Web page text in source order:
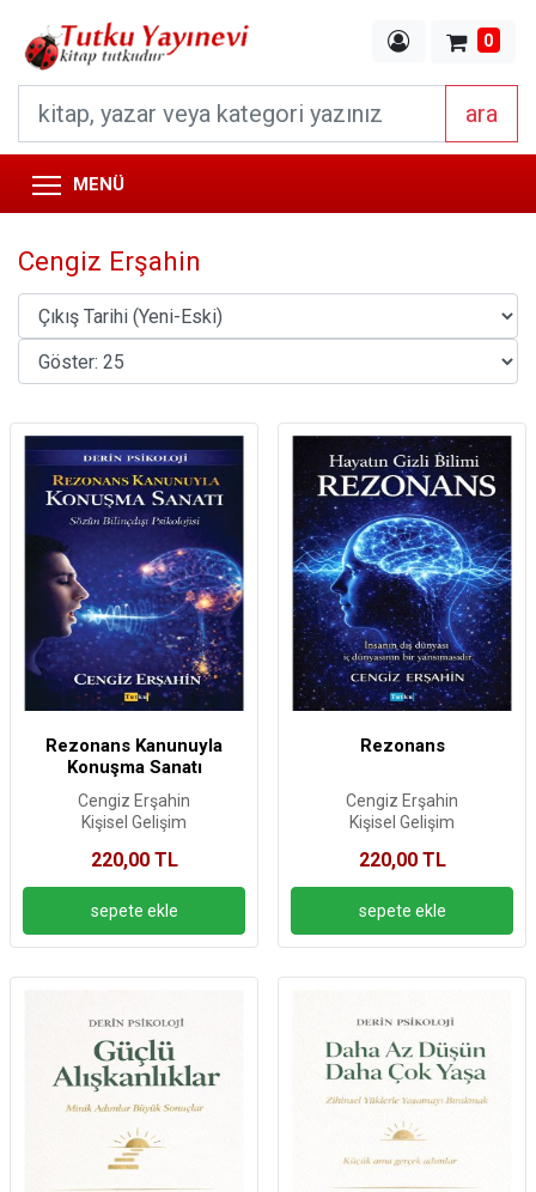
0
ara
MENÜ
Cengiz Erşahin
Rezonans Kanunuyla
Konuşma Sanatı
Cengiz Erşahin
Kişisel Gelişim
220,00 TL
Rezonans
Cengiz Erşahin
Kişisel Gelişim
220,00 TL